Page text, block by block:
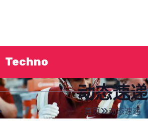
动态速递
首页 动态速递